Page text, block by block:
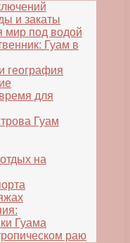
и закаты
мир под водой
Гуам в
география
для
Гуам
на
Гуама
раю